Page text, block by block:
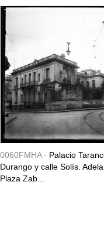
0060FMHA - Palacio
Durango y calle Solís.
Plaza Zab...